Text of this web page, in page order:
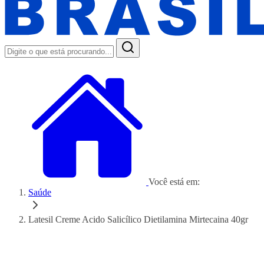
Você está em:
Saúde
Latesil Creme Acido Salicílico Dietilamina Mirtecaina 40gr